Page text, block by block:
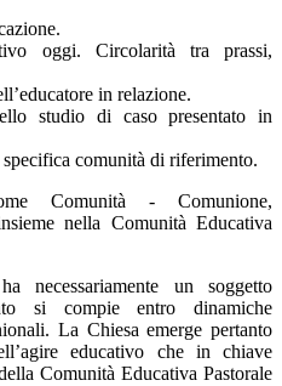
oggi. Circolarità tra prassi,
in relazione.
studio di caso presentato in
comunità di riferimento.
Comunità - Comunione,
nella Comunità Educativa
necessariamente un soggetto
si compie entro dinamiche
La Chiesa emerge pertanto
educativo che in chiave
Comunità Educativa Pastorale